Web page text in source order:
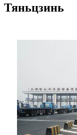
Тяньцзинь